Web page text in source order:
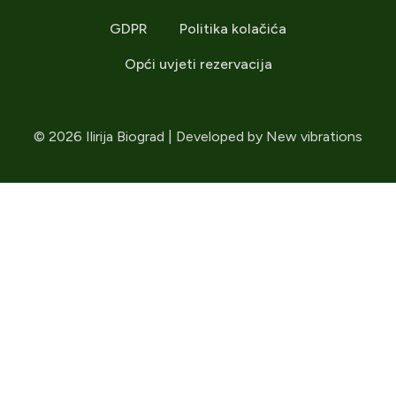
GDPR Politika kolačića
Opći uvjeti rezervacija
© 2026 Ilirija Biograd | Developed by New vibrations